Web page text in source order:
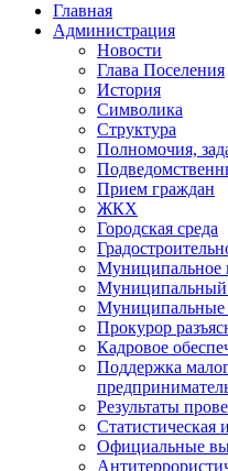
Главная
Администрация
Новости
Глава Поселения
История
Символика
Структура
Полномочия,
Прием граждан
ЖКХ
Городская среда
Муниципальное
Муниципальный
Муниципальные
Прокурор
Кадровое
Поддержка
Результаты
Статистическая
Официальные